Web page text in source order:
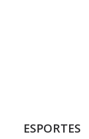
ESPORTES